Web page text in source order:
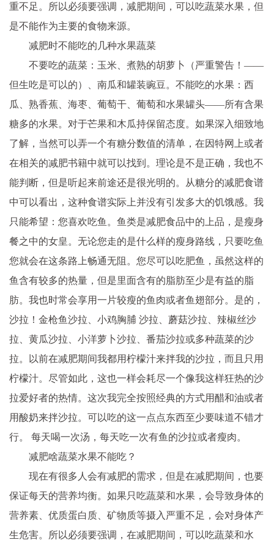
重不足。所以必须要强调，减肥期间，可以吃蔬菜水果，但
是不能作为主要的食物来源。
减肥时不能吃的几种水果蔬菜
不要吃的蔬菜：玉米、煮熟的胡萝卜（严重警告！——
但生吃是可以的）、南瓜和罐装豌豆。不能吃的水果：西
瓜、熟香蕉、海枣、葡萄干、葡萄和水果罐头——所有含果
糖多的水果。对于芒果和木瓜持保留态度。如果深入细致地
了解，当然可以弄一个有糖分数值的清单，在因特网上或者
在相关的减肥书籍中就可以找到。理论是不是正确，我也不
能判断，但是听起来前途还是很光明的。从糖分的减肥食谱
中可以看出，这种食谱实际上并没有引发多大的饥饿感。我
只能希望：您喜欢吃鱼。鱼类是减肥食品中的上品，是瘦身
餐之中的女皇。无论您走的是什么样的瘦身路线，只要吃鱼
您就会在这条路上畅通无阻。您尽可以吃肥鱼，虽然这样的
鱼含有较多的热量，但是里面含有的脂肪至少是有益的脂
肪。我也时常会享用一片较瘦的鱼肉或者鱼翅部分。是的，
沙拉！金枪鱼沙拉、小鸡胸脯 沙拉、蘑菇沙拉、辣椒丝沙
拉、黄瓜沙拉、小洋萝卜沙拉、番茄沙拉或多种蔬菜的沙
拉。以前在减肥期间我都用柠檬汁来拌我的沙拉，而且只用
柠檬汁。尽管如此，这也一样会耗尽一个像我这样狂热的沙
拉爱好者的热情。这次我完全按照经典的方式用醋和油或者
用酸奶来拌沙拉。可以吃的这一点点东西至少要味道不错才
行。 每天喝一次汤，每天吃一次有鱼的沙拉或者瘦肉。
减肥啥蔬菜水果不能吃？
现在有很多人会有减肥的需求，但是在减肥期间，也要
保证每天的营养均衡。如果只吃蔬菜和水果，会导致身体的
营养素、优质蛋白质、矿物质等摄入严重不足，会对身体产
生危害。所以必须要强调，在减肥期间，可以吃蔬菜和水